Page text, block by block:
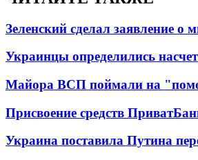
Зеленский сделал заявление о
Украинцы определились
Майора ВСП поймали на
Присвоение средств
Украина поставила Путина